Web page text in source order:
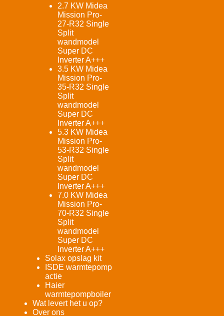
2.7 KW Midea
Mission Pro-
27-R32 Single
Split
wandmodel
Super DC
Inverter A+++
3.5 KW Midea
Mission Pro-
35-R32 Single
Split
wandmodel
Super DC
Inverter A+++
5.3 KW Midea
Mission Pro-
53-R32 Single
Split
wandmodel
Super DC
Inverter A+++
7.0 KW Midea
Mission Pro-
70-R32 Single
Split
wandmodel
Super DC
Inverter A+++
Solax opslag kit
ISDE warmtepomp
actie
Haier
warmtepompboiler
Wat levert het u op?
Over ons